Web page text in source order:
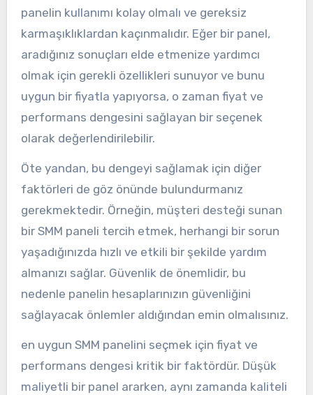
panelin kullanımı kolay olmalı ve gereksiz
karmaşıklıklardan kaçınmalıdır. Eğer bir panel,
aradığınız sonuçları elde etmenize yardımcı
olmak için gerekli özellikleri sunuyor ve bunu
uygun bir fiyatla yapıyorsa, o zaman fiyat ve
performans dengesini sağlayan bir seçenek
olarak değerlendirilebilir.
Öte yandan, bu dengeyi sağlamak için diğer
faktörleri de göz önünde bulundurmanız
gerekmektedir. Örneğin, müşteri desteği sunan
bir SMM paneli tercih etmek, herhangi bir sorun
yaşadığınızda hızlı ve etkili bir şekilde yardım
almanızı sağlar. Güvenlik de önemlidir, bu
nedenle panelin hesaplarınızın güvenliğini
sağlayacak önlemler aldığından emin olmalısınız.
en uygun SMM panelini seçmek için fiyat ve
performans dengesi kritik bir faktördür. Düşük
maliyetli bir panel ararken, aynı zamanda kaliteli